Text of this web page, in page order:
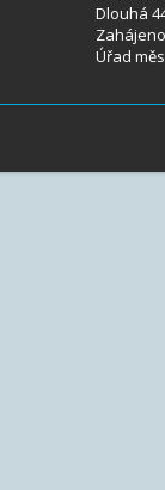
Dlouhá
Úřad